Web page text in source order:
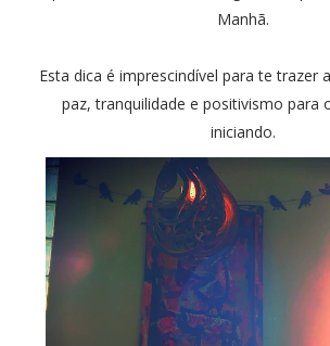
Manhã.
Esta dica é imprescindível para te trazer
paz, tranquilidade e positivismo para
iniciando.